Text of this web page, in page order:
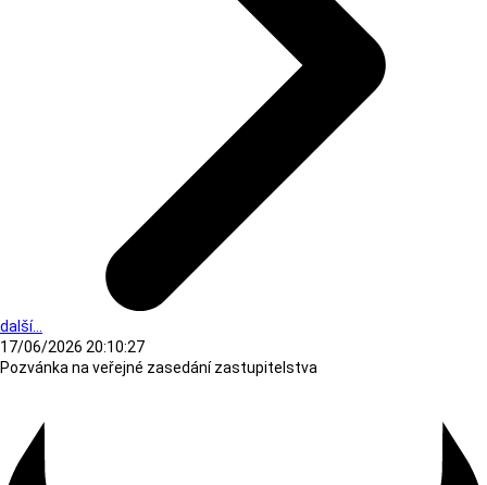
další...
17/06/2026 20:10:27
Pozvánka na veřejné zasedání zastupitelstva